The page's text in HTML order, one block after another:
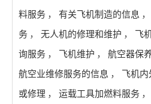
料服务 ， 有关飞机制造的信息 ，
务 ， 无人机的修理和维护 ， 飞
询服务 ， 飞机维护 ， 航空器保
航空业维修服务的信息 ， 飞机
或修理 ， 运载工具加燃料服务 ，